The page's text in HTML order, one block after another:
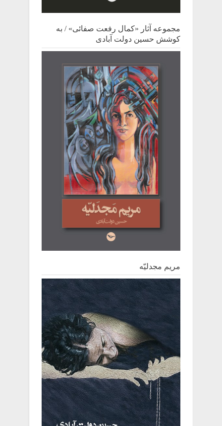
مجموعه آثار «کمال رفعت صفائی» / به
کوشش حسین دولت آبادی
مریم مجدلیّه